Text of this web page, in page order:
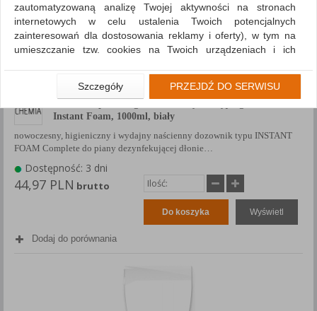
Instant Foam, 1000ml, biały
nowoczesny, higieniczny i wydajny naścienny dozownik typu INSTANT
FOAM Complete do piany dezynfekującej dłonie…
Dostępność: 3 dni
44,97 PLN brutto
Do koszyka Wyświetl
Dodaj do porównania
zautomatyzowaną analizę Twojej aktywności na stronach
internetowych w celu ustalenia Twoich potencjalnych
zainteresowań dla dostosowania reklamy i oferty), w tym na
umieszczanie tzw. cookies na Twoich urządzeniach i ich
Jeśli nie chcesz wyrazić zgody lub ograniczyć jej zakres, kliknij
„Szczegóły”, gdzie znajdziesz wszelkie informacje o tym jak to
zrobić . Te same informacje znajdziesz także na podstronie z
W przypadku użytkowników zalogowanych, aby umożliwić
prawidłową realizację Umowy z Państwem i związane z tym
prawidłowe działanie naszej strony www, a w szczególności
np. wysłanie potwierdzenia zamówienia na Państwa email lub
czy cenach indywidualnych, ważna jest Państwa wcześniejsza
zgoda której udzieliliście podczas zakładania konta.
Szczegóły PRZEJDŹ DO SERWISU